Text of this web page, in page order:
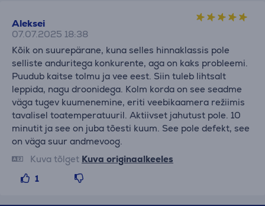
Aleksei
07.07.2025 18:38
Kõik on suurepärane, kuna selles hinnaklassis pole
selliste anduritega konkurente, aga on kaks probleemi.
Puudub kaitse tolmu ja vee eest. Siin tuleb lihtsalt
leppida, nagu droonidega. Kolm korda on see seadme
väga tugev kuumenemine, eriti veebikaamera režiimis
tavalisel toatemperatuuril. Aktiivset jahutust pole. 10
minutit ja see on juba tõesti kuum. See pole defekt, see
on väga suur andmevoog.
Kuva tõlget Kuva originaalkeeles
1